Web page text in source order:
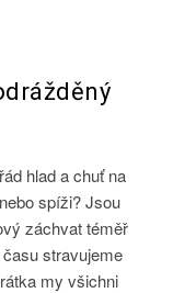
hlad a chuť na
spíži? Jsou
záchvat téměř
stravujeme
my všichni